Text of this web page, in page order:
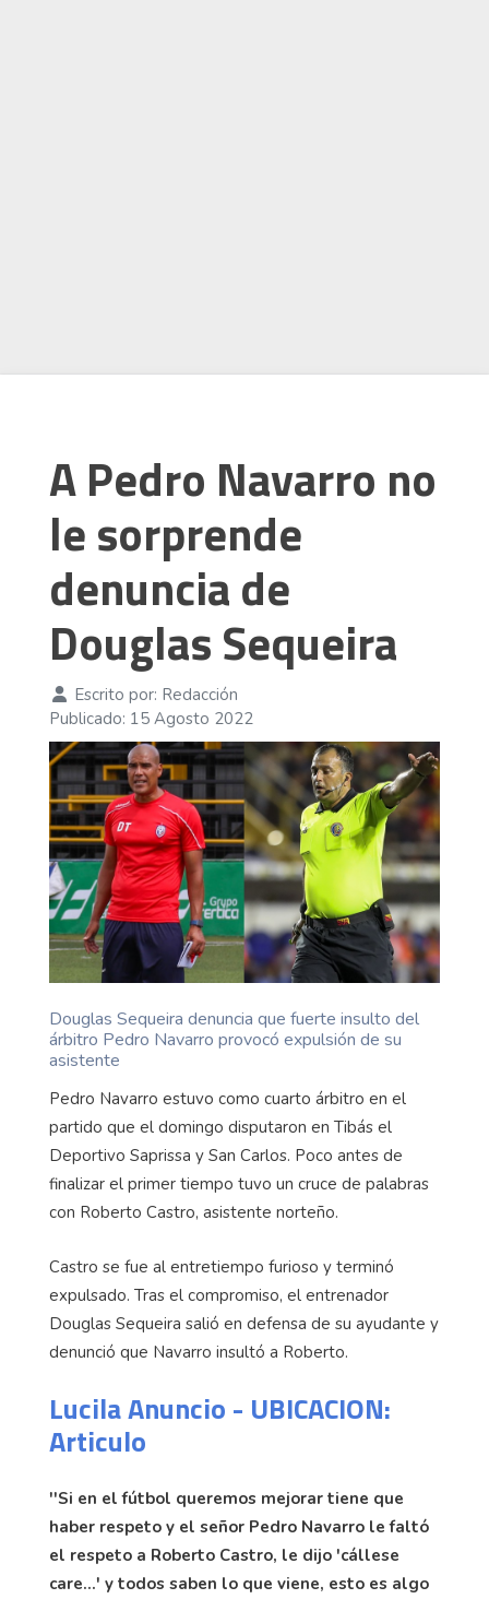
A Pedro Navarro no
le sorprende
denuncia de
Douglas Sequeira
Escrito por: Redacción
Publicado: 15 Agosto 2022
Douglas Sequeira denuncia que fuerte insulto del
árbitro Pedro Navarro provocó expulsión de su
asistente
Pedro Navarro estuvo como cuarto árbitro en el
partido que el domingo disputaron en Tibás el
Deportivo Saprissa y San Carlos. Poco antes de
finalizar el primer tiempo tuvo un cruce de palabras
con Roberto Castro, asistente norteño.
Castro se fue al entretiempo furioso y terminó
expulsado. Tras el compromiso, el entrenador
Douglas Sequeira salió en defensa de su ayudante y
denunció que Navarro insultó a Roberto.
Lucila Anuncio - UBICACION:
Articulo
''Si en el fútbol queremos mejorar tiene que
haber respeto y el señor Pedro Navarro le faltó
el respeto a Roberto Castro, le dijo 'cállese
care…' y todos saben lo que viene, esto es algo